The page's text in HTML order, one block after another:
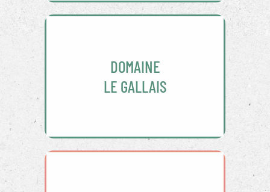
DOMAINE
LE GALLAIS